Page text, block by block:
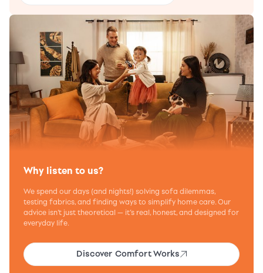
Why listen to us?
We spend our days (and nights!) solving sofa dilemmas,
testing fabrics, and finding ways to simplify home care. Our
advice isn’t just theoretical — it’s real, honest, and designed for
everyday life.
Discover Comfort Works